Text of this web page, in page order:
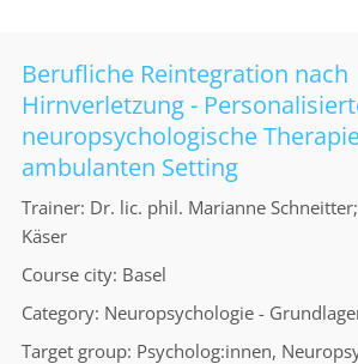
Berufliche Reintegration nach
Hirnverletzung -
neuropsychologische
ambulanten Setting
Trainer Dr. lic. phil. Marianne
Käser
Course city Basel
Category Neuropsychologie -
Target group Psycholog:innen,